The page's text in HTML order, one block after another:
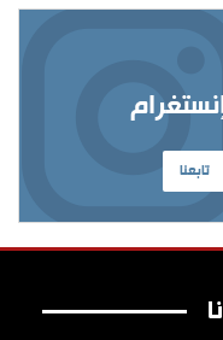
تابعنا